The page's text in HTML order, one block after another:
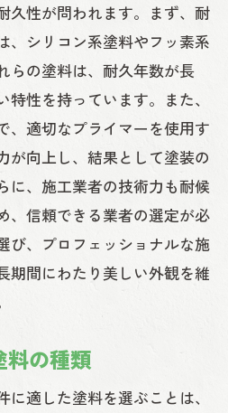
久性が問われます。まず、耐
、シリコン系塗料やフッ素系
らの塗料は、耐久年数が長
特性を持っています。また、
、適切なプライマーを使用す
が向上し、結果として塗装の
に、施工業者の技術力も耐候
、信頼できる業者の選定が必
び、プロフェッショナルな施
期間にわたり美しい外観を維
料の種類
適した塗料を選ぶことは、